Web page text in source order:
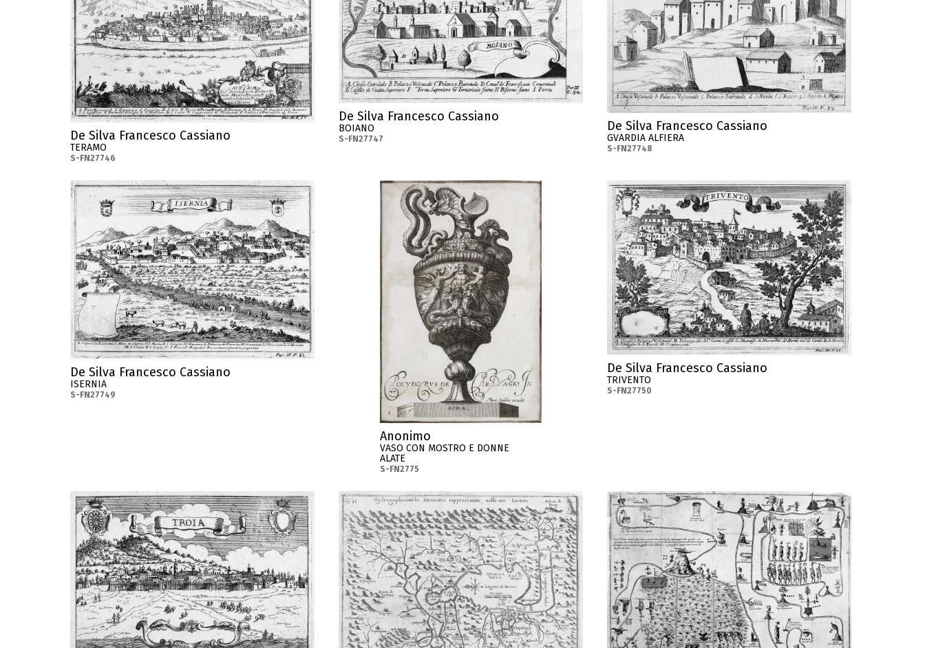
De Silva Francesco Cassiano
TERAMO
S-FN27746
De Silva Francesco Cassiano
BOIANO
S-FN27747
De Silva Francesco Cassiano
GVARDIA ALFIERA
S-FN27748
De Silva Francesco Cassiano
ISERNIA
S-FN27749
Anonimo
VASO CON MOSTRO E DONNE
ALATE
S-FN2775
De Silva Francesco Cassiano
TRIVENTO
S-FN27750